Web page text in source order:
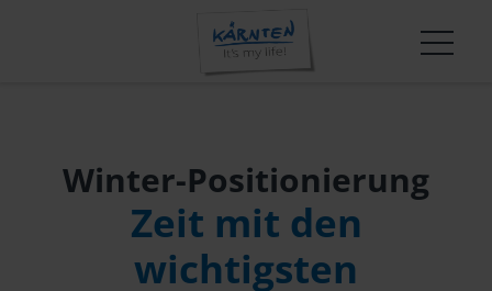
Marke & Marketing
Der Kärntner Gast
Marktbearbeitung
Betriebskooperationen
Jahresberichte
News
Erlebnis Slow Food Kärnten
T-Mona-Auswertungen
Wissen und Innovation in der Kärnten Werbung
Innovationsplattform: Kärnten:NEXT
Erfolgsgeschichten in Kärnten
Mountainbike
TeamHaus Jobbörse
Carinthia Film Commission
Convention
Winter-Positionierung
Zeit mit den
wichtigsten